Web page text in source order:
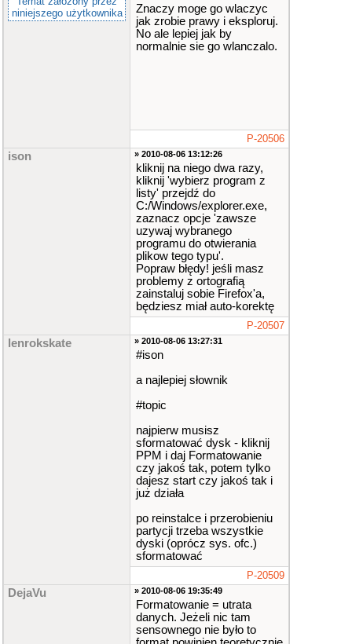
niniejszego użytkownika
Znaczy moge go wlaczyc
jak zrobie prawy i eksploruj.
No ale lepiej jak by
normalnie sie go wlanczalo.
P-20506
ison » 2010-08-06 13:12:26
kliknij na niego dwa razy,
kliknij 'wybierz program z
listy' przejdź do
C:/Windows/explorer.exe,
zaznacz opcje 'zawsze
uzywaj wybranego
programu do otwierania
plikow tego typu'.
Popraw błędy! jeśli masz
problemy z ortografią
zainstaluj sobie Firefox'a,
będziesz miał auto-korektę
P-20507
lenrokskate » 2010-08-06 13:27:31
#ison
a najlepiej słownik
#topic
najpierw musisz
sformatować dysk - kliknij
PPM i daj Formatowanie
czy jakoś tak, potem tylko
dajesz start czy jakoś tak i
już działa
po reinstalce i przerobieniu
partycji trzeba wszystkie
dyski (oprócz sys. ofc.)
sformatować
P-20509
DejaVu » 2010-08-06 19:35:49
Formatowanie = utrata
danych. Jeżeli nic tam
sensownego nie było to